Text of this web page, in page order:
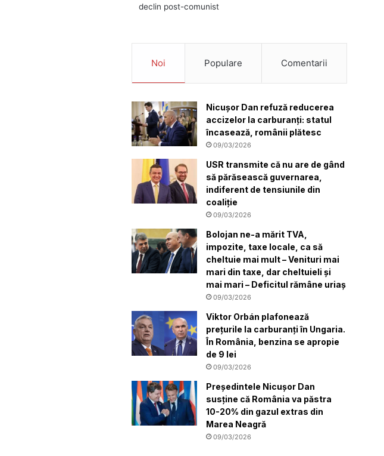
declin post-comunist
Noi Populare Comentarii
Nicușor Dan refuză reducerea
accizelor la carburanți: statul
încasează, românii plătesc
09/03/2026
USR transmite că nu are de gând
să părăsească guvernarea,
indiferent de tensiunile din
coaliție
09/03/2026
Bolojan ne-a mărit TVA,
impozite, taxe locale, ca să
cheltuie mai mult – Venituri mai
mari din taxe, dar cheltuieli și
mai mari – Deficitul rămâne uriaș
09/03/2026
Viktor Orbán plafonează
prețurile la carburanți în Ungaria.
În România, benzina se apropie
de 9 lei
09/03/2026
Președintele Nicușor Dan
susține că România va păstra
10-20% din gazul extras din
Marea Neagră
09/03/2026